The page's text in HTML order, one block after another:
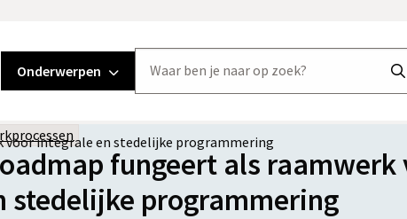
Onderwerpen
integrale en stedelijke programmering
fungeert als raamwerk
stedelijke programmering